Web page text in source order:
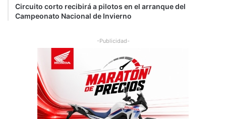
Circuito corto recibirá a pilotos en el arranque del
Campeonato Nacional de Invierno
-Publicidad-